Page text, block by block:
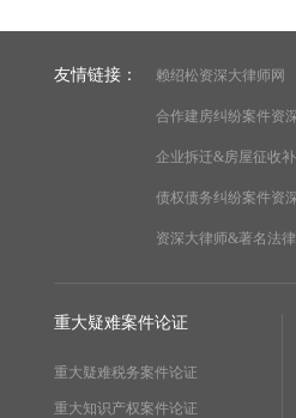
友情链接： 赖绍松资深大律师网
合作建房纠纷案件资
企业拆迁&房屋征收
债权债务纠纷案件资
资深大律师&著名法
重大疑难案件论证
重大疑难税务案件论证
重大知识产权案件论证